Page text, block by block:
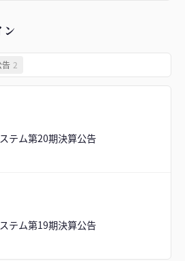
ン
告 2
テム第20期決算公告
テム第19期決算公告